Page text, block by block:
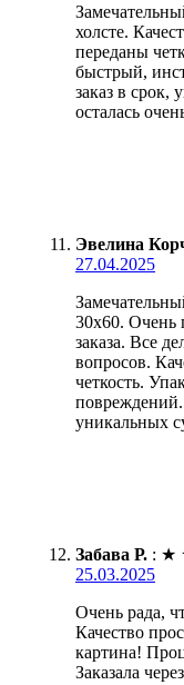
холсте.
переданы
быстрый,
заказ в срок,
осталась
Эвелина
27.04.2025
30х60. Очень
заказа. Все
вопросов.
четкость.
уникальных
Забава Р. : ★
25.03.2025
Очень рада,
Качество
картина!
Заказала